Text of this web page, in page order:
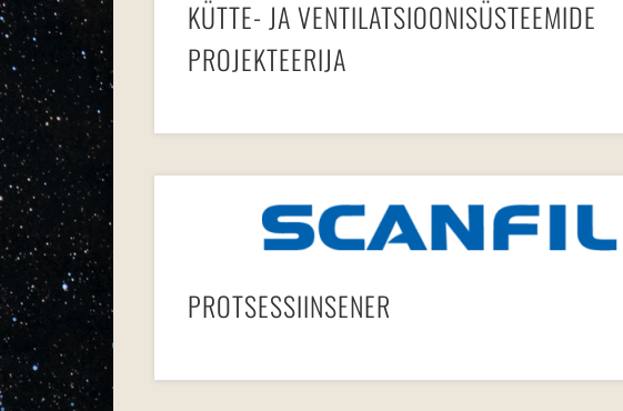
KÜTTE- JA VENTILATSIOONISÜSTEEMIDE
PROJEKTEERIJA
PROTSESSIINSENER